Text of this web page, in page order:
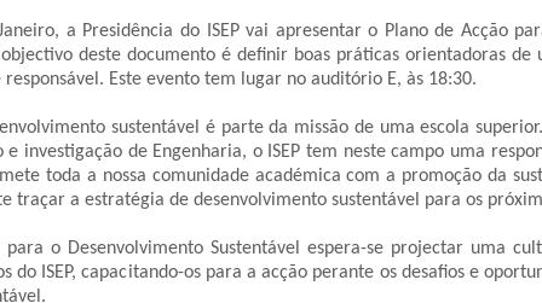
a Presidência do ISEP vai apresentar o Plano de Acção
objectivo deste documento é definir boas práticas orientadoras de
Este evento tem lugar no auditório E, às 18:30.
sustentável é parte da missão de uma escola
investigação de Engenharia, o ISEP tem neste campo uma
toda a nossa comunidade académica com a promoção da
traçar a estratégia de desenvolvimento sustentável para os
o Desenvolvimento Sustentável espera-se projectar uma
do ISEP, capacitando-os para a acção perante os desafios e